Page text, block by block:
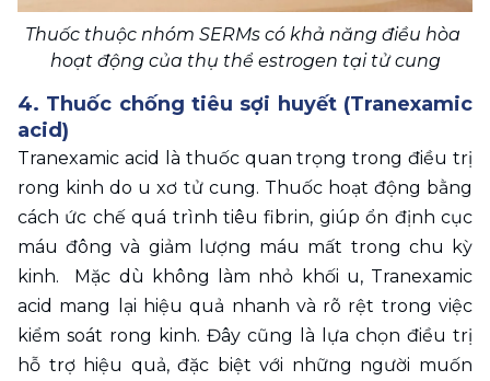
Thuốc thuộc nhóm SERMs có khả năng điều hòa
hoạt động của thụ thể estrogen tại tử cung
4. Thuốc chống tiêu sợi huyết (Tranexamic
acid)
Tranexamic acid là thuốc quan trọng trong điều trị
rong kinh do u xơ tử cung. Thuốc hoạt động bằng
cách ức chế quá trình tiêu fibrin, giúp ổn định cục
máu đông và giảm lượng máu mất trong chu kỳ
kinh.  Mặc dù không làm nhỏ khối u, Tranexamic
acid mang lại hiệu quả nhanh và rõ rệt trong việc
kiểm soát rong kinh. Đây cũng là lựa chọn điều trị
hỗ trợ hiệu quả, đặc biệt với những người muốn